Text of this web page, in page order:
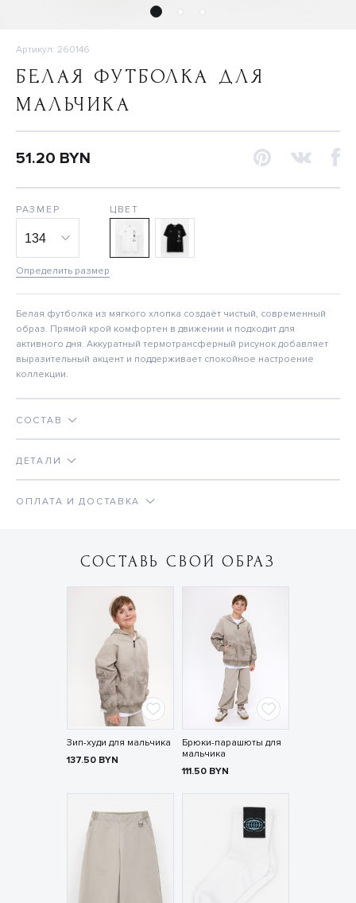
Артикул: 260146
БЕЛАЯ ФУТБОЛКА ДЛЯ
МАЛЬЧИКА
51.20 BYN
РАЗМЕР
Определить размер
ЦВЕТ
Белая футболка из мягкого хлопка создаёт чистый, современный
образ. Прямой крой комфортен в движении и подходит для
активного дня. Аккуратный термотрансферный рисунок добавляет
выразительный акцент и поддерживает спокойное настроение
коллекции.
СОСТАВ
ДЕТАЛИ
ОПЛАТА И ДОСТАВКА
СОСТАВЬ СВОЙ ОБРАЗ
Зип-худи для мальчика
137.50 BYN
Брюки-парашюты для
мальчика
111.50 BYN